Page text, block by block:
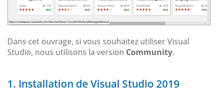
Dans cet ouvrage, si vous souhaitez utiliser Visual
Studio, nous utilisons la version Community.
1. Installation de Visual Studio 2019